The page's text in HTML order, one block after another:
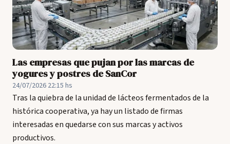
Las empresas que pujan por las marcas de
yogures y postres de SanCor
24/07/2026 22:15 hs
Tras la quiebra de la unidad de lácteos fermentados de la
histórica cooperativa, ya hay un listado de firmas
interesadas en quedarse con sus marcas y activos
productivos.